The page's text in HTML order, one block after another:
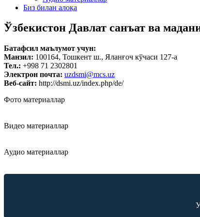
Биз билан алоқа
Ўзбекистон Давлат санъат ва
Батафсил маълумот учун:
Манзил: 100164, Тошкент ш., Яланғоч кўчаси 127-a
Тел.: +998 71 2302801
Электрон почта: uzdsmi@mcs.uz
Веб-сайт: http://dsmi.uz/index.php/de/
Фото материаллар
Видео материаллар
Аудио материаллар